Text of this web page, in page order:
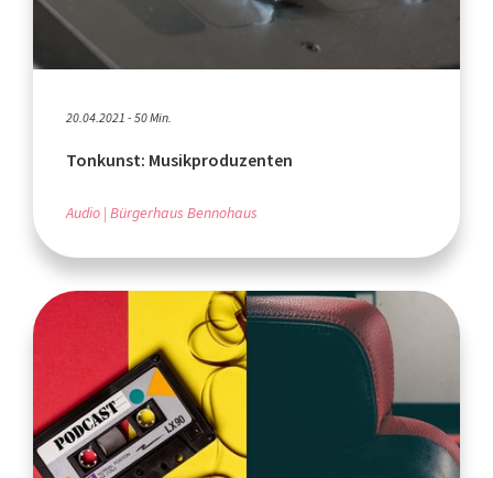
20.04.2021 - 50 Min.
Tonkunst: Musikproduzenten
Audio Bürgerhaus Bennohaus